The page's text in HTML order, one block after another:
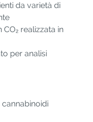
da varietà di
realizzata in
per analisi